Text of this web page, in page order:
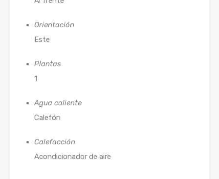
Orientación
Este
Plantas
1
Agua caliente
Calefón
Calefacción
Acondicionador de aire